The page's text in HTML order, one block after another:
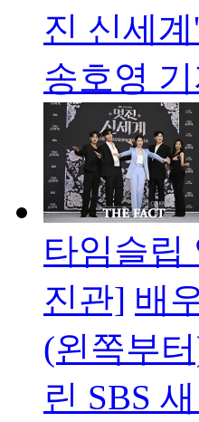
진 신세
송호영
타임슬립
진관] 배
(왼쪽부
린 SBS